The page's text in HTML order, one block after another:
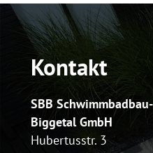
Kontakt
SBB
Biggetal GmbH
Hubertusstr. 3